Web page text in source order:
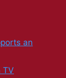
an
TV